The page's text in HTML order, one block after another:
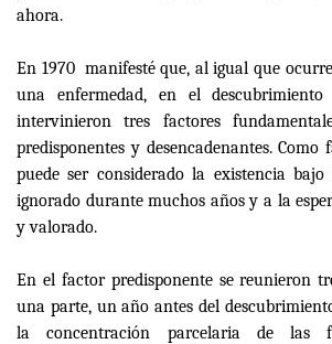
ahora.
En 1970 manifesté que, al igual que
una enfermedad, en el
intervinieron tres factores
predisponentes y desencadenantes.
puede ser considerado la existencia
ignorado durante muchos años y a la
y valorado.
En el factor predisponente se reunieron
una parte, un año antes del
la concentración parcelaria de las